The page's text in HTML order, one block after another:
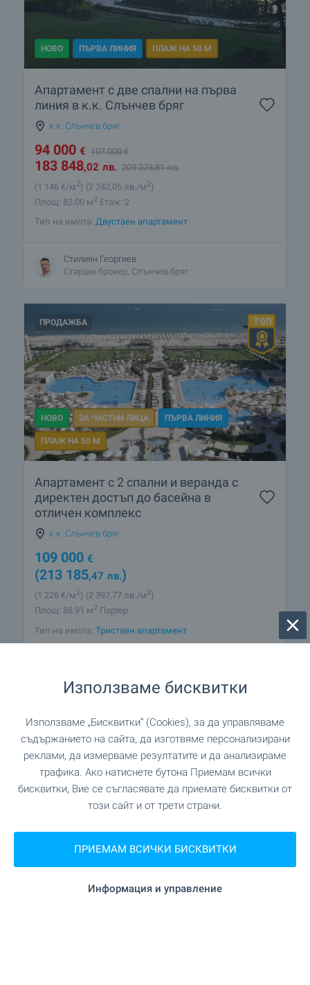
НОВО ПЪРВА ЛИНИЯ ПЛАЖ НА 50 М
Апартамент с две спални на първа
линия в к.к. Слънчев бряг
к.к. Слънчев бряг
94 000 € 107 000€
183 848,02 лв. 209 273,81 лв.
(1 146 €/м2) (2 242 ,05 лв./м2)
Площ: 82.00 м2 Етаж: 2
Тип на имота: Двустаен апартамент
Стилиян Георгиев
Старши брокер, Слънчев бряг
ПРОДАЖБА
НОВО ЗА ЧАСТНИ ЛИЦА ПЪРВА ЛИНИЯ
ПЛАЖ НА 50 М
Апартамент с 2 спални и веранда с
директен достъп до басейна в
отличен комплекс
к.к. Слънчев бряг
109 000 €
(213 185,47 лв.)
(1 226 €/м2) (2 397,77 лв./м2)
Площ: 88.91 м2 Партер
Тип на имота: Тристаен апартамент
Старши брокер, Слънчев бряг
ПЪРВА ЛИНИЯ ПЛАЖ НА 50 М
Двустаен апартамент с гледка към
Използваме бисквитки
Използваме „Бисквитки“ (Cookies), за да управляваме
съдържанието на сайта, да изготвяме персонализирани
реклами, да измерваме резултатите и да анализираме
трафика. Ако натиснете бутона Приемам всички
бисквитки, Вие се съгласявате да приемате бисквитки от
този сайт и от трети страни.
ПРИЕМАМ ВСИЧКИ БИСКВИТКИ
Информация и управление